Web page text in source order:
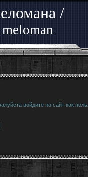
/
войдите на сайт как